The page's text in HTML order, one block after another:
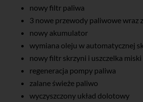
nowy filtr paliwa
3 nowe przewody paliwowe wraz
nowy akumulator
wymiana oleju w automatycznej
nowy filtr skrzyni i uszczelka miski
regeneracja pompy paliwa
zalane świeże paliwo
wyczyszczony układ dolotowy